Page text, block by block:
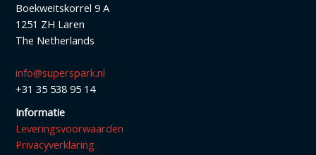
Boekweitskorrel 9 A
1251 ZH Laren
The Netherlands
info@superspark.nl
+31 35 538 95 14
Informatie
Leveringsvoorwaarden
Privacyverklaring